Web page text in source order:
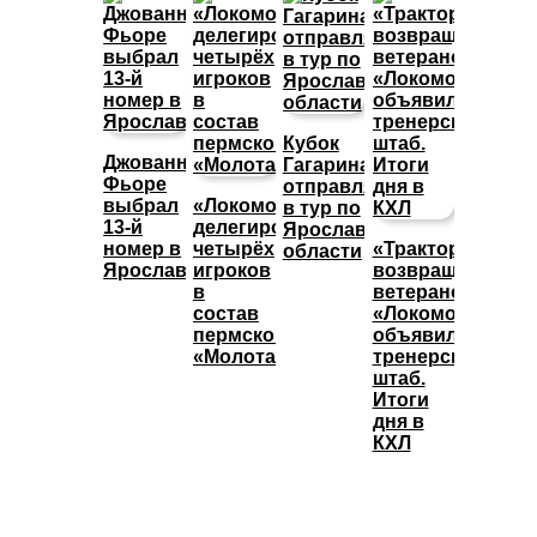
Джованни
Фьоре
выбрал
13-й
номер в
Ярославле
«Локомотив»
делегировал
четырёх
игроков
в
состав
пермского
«Молота»
Кубок
Гагарина
отправляется
в тур по
Ярославской
области «Трактор»
возвращает
ветеранов,
«Локомотив»
объявил
тренерский
штаб.
Итоги
дня в
КХЛ